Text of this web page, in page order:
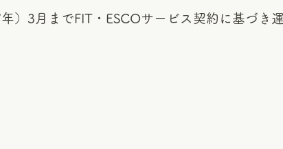
3月までFIT・ESCOサービス契約に基づき運